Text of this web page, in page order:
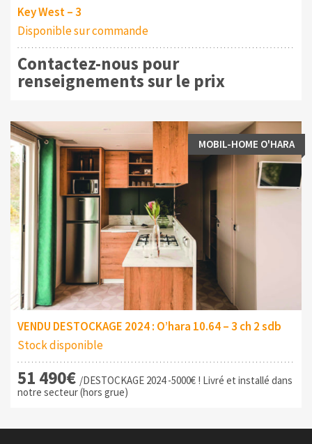
Key West – 3
Disponible sur commande
Contactez-nous pour
renseignements sur le prix
MOBIL-HOME O'HARA
VENDU DESTOCKAGE 2024 : O’hara 10.64 – 3 ch 2 sdb
Stock disponible
51 490€ /DESTOCKAGE 2024 -5000€ ! Livré et installé dans
notre secteur (hors grue)